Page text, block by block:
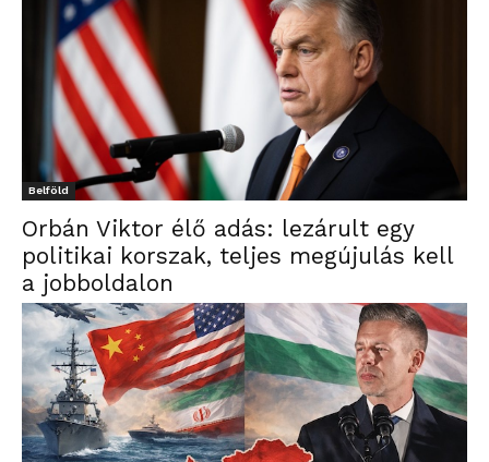
Belföld
Orbán Viktor élő adás: lezárult egy
politikai korszak, teljes megújulás kell
a jobboldalon